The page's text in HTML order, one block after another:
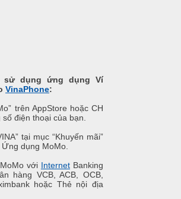
sử dụng ứng dụng Ví
VinaPhone:
trên AppStore hoặc CH
điện thoại của bạn.
tại mục “Khuyến mãi”
dụng MoMo.
với InternetBanking
hàng VCB, ACB, OCB,
hoặc Thẻ nội địa